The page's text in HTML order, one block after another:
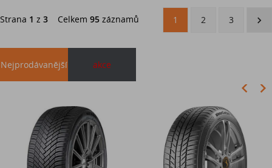
Strana 1 z 3 Celkem 95 záznamů 1 2 3
Nejprodávanější akce